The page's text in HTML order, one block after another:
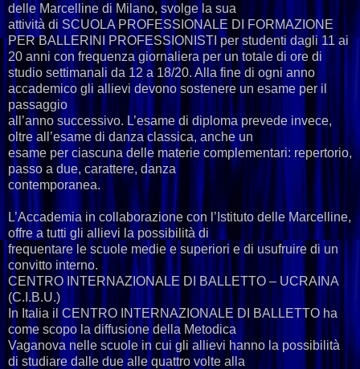
delle Marcelline di Milano, svolge la sua
attività di SCUOLA PROFESSIONALE DI FORMAZIONE
PER BALLERINI PROFESSIONISTI per studenti dagli 11 ai
20 anni con frequenza giornaliera per un totale di ore di
studio settimanali da 12 a 18/20. Alla fine di ogni anno
accademico gli allievi devono sostenere un esame per il
passaggio
all’anno successivo. L’esame di diploma prevede invece,
oltre all’esame di danza classica, anche un
esame per ciascuna delle materie complementari: repertorio,
passo a due, carattere, danza
contemporanea.
L’Accademia in collaborazione con l’Istituto delle Marcelline,
offre a tutti gli allievi la possibilità di
frequentare le scuole medie e superiori e di usufruire di un
convitto interno.
CENTRO INTERNAZIONALE DI BALLETTO – UCRAINA
(C.I.B.U.)
In Italia il CENTRO INTERNAZIONALE DI BALLETTO ha
come scopo la diffusione della Metodica
Vaganova nelle scuole in cui gli allievi hanno la possibilità
di studiare dalle due alle quattro volte alla